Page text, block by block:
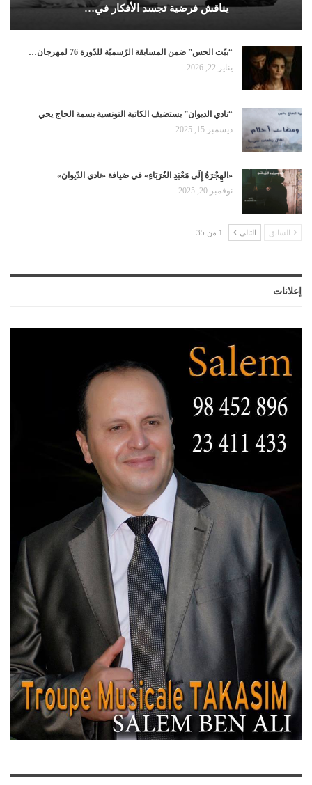
يناقش فرضية تجسد الأفكار في…
“بيّت الحس” ضمن المسابقة الرّسميّة للدّورة 76 لمهرجان…
يناير 22, 2026
“نادي الديوان” يستضيف الكاتبة التونسية بسمة الحاج يحي
ديسمبر 15, 2025
«الهِجْرَةُ إِلَى مَعْبَدِ الغُرَبَاءِ» في ضيافة «نادي الدّيوان»
نوفمبر 20, 2025
السابق التالي 1 من 35
إعلانات